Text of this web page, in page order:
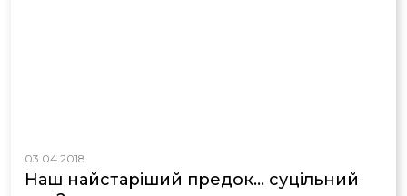
03.04.2018
Наш найстаріший предок... суцільний